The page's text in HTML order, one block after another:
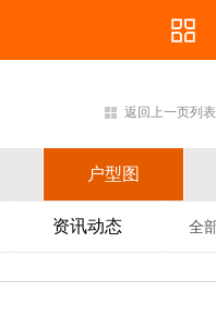
返回上一页列表
户型图
资讯动态 全